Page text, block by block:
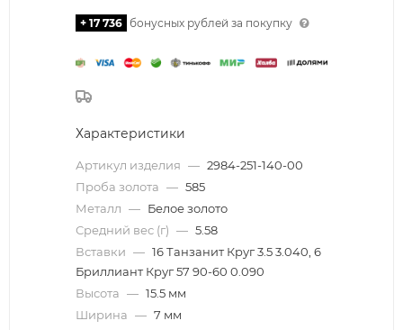
+ 17 736 бонусных рублей за покупку
Характеристики
Артикул изделия — 2984-251-140-00
Проба золота — 585
Металл — Белое золото
Средний вес (г) — 5.58
Вставки — 16 Танзанит Круг 3.5 3.040, 6
Бриллиант Круг 57 90-60 0.090
Высота — 15.5 мм
Ширина — 7 мм